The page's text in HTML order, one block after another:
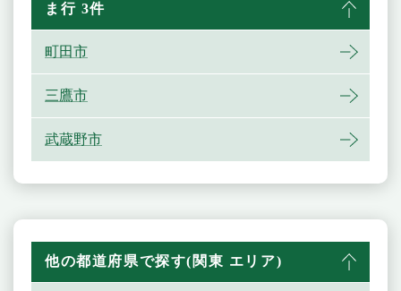
ま行 3件
町田市
三鷹市
武蔵野市
他の都道府県で探す(関東 エリア)